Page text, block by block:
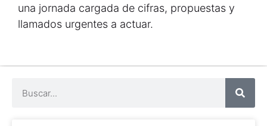
una jornada cargada de cifras, propuestas y
llamados urgentes a actuar.